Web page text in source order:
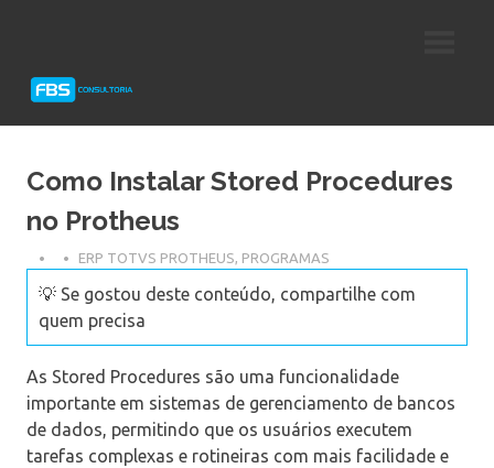
Protheus
Como Instalar Stored Procedures
no Protheus
ERP TOTVS PROTHEUS, PROGRAMAS
💡 Se gostou deste conteúdo, compartilhe com
quem precisa
As Stored Procedures são uma funcionalidade
importante em sistemas de gerenciamento de bancos
de dados, permitindo que os usuários executem
tarefas complexas e rotineiras com mais facilidade e